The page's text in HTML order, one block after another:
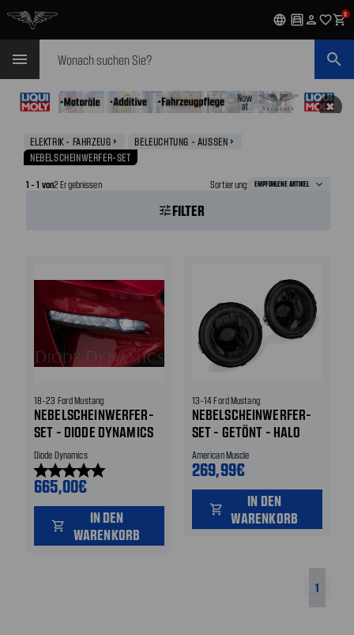
language garage person favorite_outlineshopping_cart0
menu search
✖
ELEKTRIK - FAHRZEUG navigate_next BELEUCHTUNG - AUSSEN navigate_next
NEBELSCHEINWERFER-SET
1 - 1 von2 Ergebnissen Sortierung:
tuneFILTER
18-23 Ford Mustang
NEBELSCHEINWERFER-
SET - DIODE DYNAMICS
ELITE SERIES - LED -
6000 K - SEQUENTIELL
Diode Dynamics
starstarstarstarstar
665,00€
shopping_cart
IN DEN
WARENKORB
13-14 Ford Mustang
NEBELSCHEINWERFER-
SET - GETÖNT - HALO
STYLE
American Muscle
269,99€
shopping_cart
IN DEN
WARENKORB
1